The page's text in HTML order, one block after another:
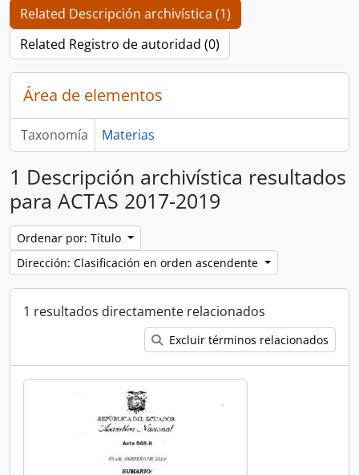
Related Descripción archivística (1)
Related Registro de autoridad (0)
Área de elementos
Taxonomía Materias
1 Descripción archivística resultados
para ACTAS 2017-2019
Ordenar por: Título
Dirección: Clasificación en orden ascendente
1 resultados directamente relacionados
Excluir términos relacionados